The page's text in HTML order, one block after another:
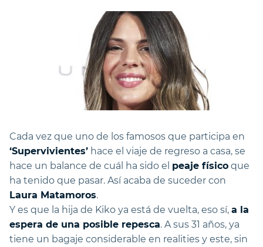
Cada vez que uno de los famosos que participa en
‘Supervivientes’ hace el viaje de regreso a casa, se
hace un balance de cuál ha sido el peaje físico que
ha tenido que pasar. Así acaba de suceder con
Laura Matamoros.
Y es que la hija de Kiko ya está de vuelta, eso sí, a la
espera de una posible repesca. A sus 31 años, ya
tiene un bagaje considerable en realities y este, sin